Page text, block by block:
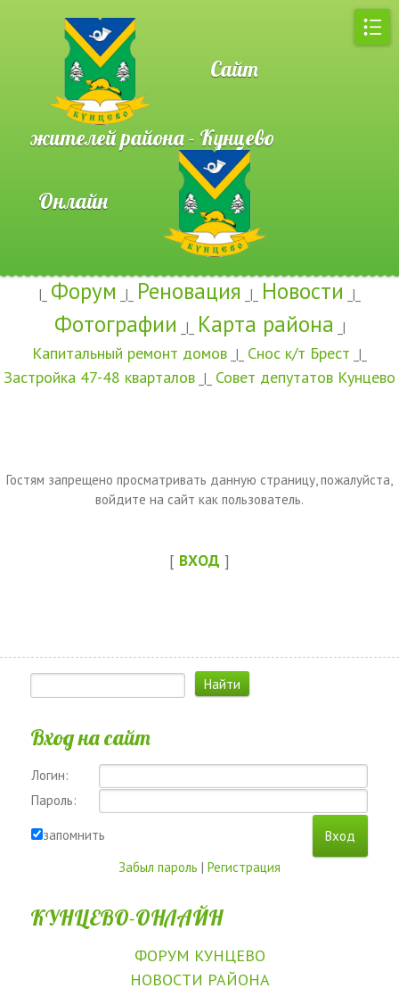
Сайт
жителей района - Кунцево
Онлайн
|_ Форум _|_ Реновация _|_ Новости _|_
Фотографии _|_ Карта района _|
Капитальный ремонт домов _|_ Снос к/т Брест _|_
Застройка 47-48 кварталов _|_ Совет депутатов Кунцево
Гостям запрещено просматривать данную страницу, пожалуйста,
войдите на сайт как пользователь.
[ ВХОД ]
Вход на сайт
Логин:
Пароль:
запомнить
Забыл пароль | Регистрация
КУНЦЕВО-ОНЛАЙН
ФОРУМ КУНЦЕВО
НОВОСТИ РАЙОНА